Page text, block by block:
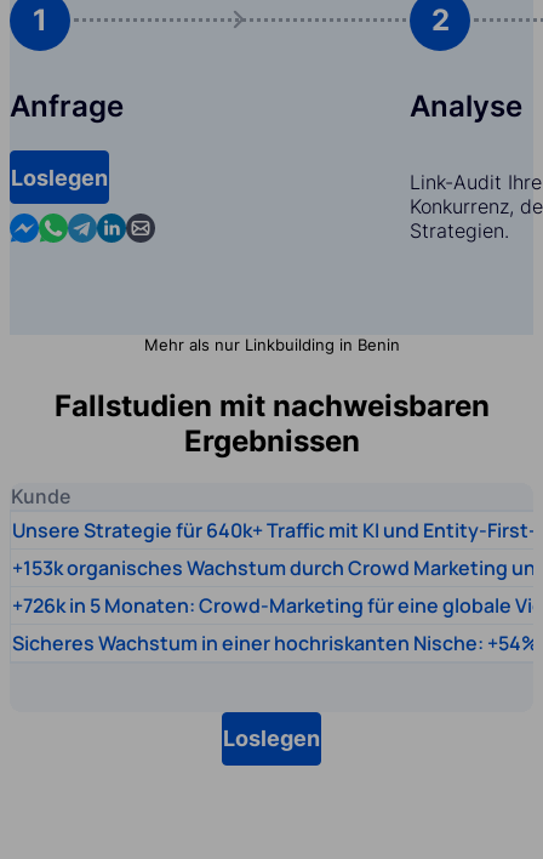
1
Anfrage
Loslegen
Contact us in Messenger
Contact us in WhatsApp
Contact us in Telegram
Contact us in Linkedin
Contact us by email
2
Analyse
Link-Audit
Konkurrenz,
Strategien.
Mehr als nur Linkbuilding in Benin
Fallstudien mit nachweisbaren
Ergebnissen
Kunde
Unsere Strategie für 640k+ Traffic mit KI und Entity-
+153k organisches Wachstum durch Crowd Marketing
+726k in 5 Monaten: Crowd-Marketing für eine globale
Sicheres Wachstum in einer hochriskanten Nische:
Loslegen